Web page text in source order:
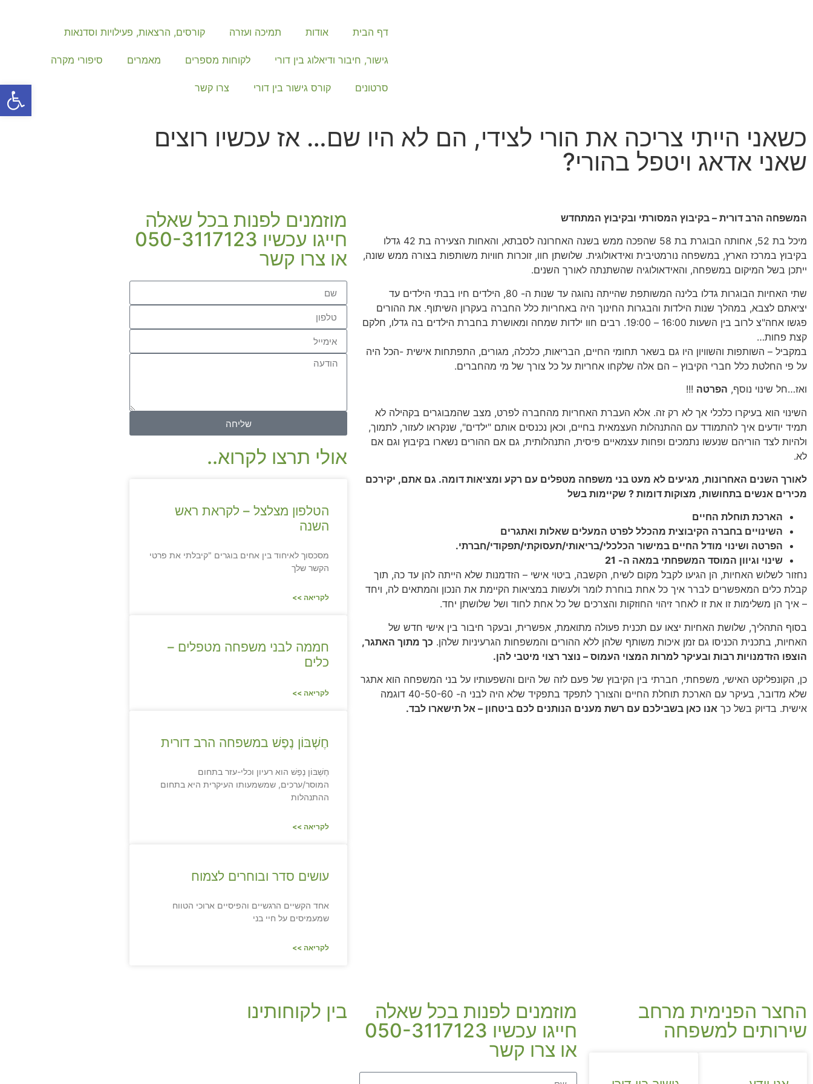
דף הבית אודות תמיכה ועזרה קורסים, הרצאות, פעילויות וסדנאות
גישור, חיבור ודיאלוג בין דורי לקוחות מספרים מאמרים סיפורי מקרה
סרטונים קורס גישור בין דורי צרו קשר
כשאני הייתי צריכה את הורי לצידי, הם לא היו שם… אז עכשיו רוצים
שאני אדאג ויטפל בהורי?
המשפחה הרב דורית – בקיבוץ המסורתי ובקיבוץ המתחדש
מיכל בת 52, אחותה הבוגרת בת 58 שהפכה ממש בשנה האחרונה לסבתא, והאחות הצעירה בת 42 גדלו
בקיבוץ במרכז הארץ, במשפחה נורמטיבית ואידאולוגית. שלושתן חוו, זוכרות חוויות משותפות בצורה ממש שונה,
ייתכן בשל המיקום במשפחה, והאידאולוגיה שהשתנתה לאורך השנים.
שתי האחיות הבוגרות גדלו בלינה המשותפת שהייתה נהוגה עד שנות ה- 80, הילדים חיו בבתי הילדים עד
יציאתם לצבא, במהלך שנות הילדות והבגרות החינוך היה באחריות כלל החברה בעקרון השיתוף. את ההורים
פגשו אחה"צ לרוב בין השעות 16:00 – 19:00. רבים חוו ילדות שמחה ומאושרת בחברת הילדים בה גדלו, חלקם
קצת פחות…
במקביל – השותפות והשוויון היו גם בשאר תחומי החיים, הבריאות, כלכלה, מגורים, התפתחות אישית -הכל היה
על פי החלטת כלל חברי הקיבוץ – הם אלה שלקחו אחריות על כל צורך של מי מהחברים.
ואז…חל שינוי נוסף, הפרטה !!!
השינוי הוא בעיקרו כלכלי אך לא רק זה. אלא העברת האחריות מהחברה לפרט, מצב שהמבוגרים בקהילה לא
תמיד יודעים איך להתמודד עם ההתנהלות העצמאית בחיים, וכאן נכנסים אותם "ילדים", שנקראו לעזור, לתמוך,
ולהיות לצד הוריהם שנעשו נתמכים ופחות עצמאיים פיסית, התנהלותית, גם אם ההורים נשארו בקיבוץ וגם אם
לא.
לאורך השנים האחרונות, מגיעים לא מעט בני משפחה מטפלים עם רקע ומציאות דומה. גם אתם, יקירכם
מכירים אנשים בתחושות, מצוקות דומות ? שקיימות בשל
הארכת תוחלת החיים
השינויים בחברה הקיבוצית מהכלל לפרט המעלים שאלות ואתגרים
הפרטה ושינוי מודל החיים במישור הכלכלי/בריאותי/תעסוקתי/תפקודי/חברתי.
שינוי וגיוון המוסד המשפחתי במאה ה- 21
נחזור לשלוש האחיות, הן הגיעו לקבל מקום לשיח, הקשבה, ביטוי אישי – הזדמנות שלא הייתה להן עד כה, תוך
קבלת כלים המאפשרים לברר איך כל אחת בוחרת לומר ולעשות במציאות הקיימת את הנכון והמתאים לה, ויחד
– איך הן משלימות זו את זו לאחר זיהוי החוזקות והצרכים של כל אחת לחוד ושל שלושתן יחד.
בסוף התהליך, שלושת האחיות יצאו עם תכנית פעולה מתואמת, אפשרית, ובעקר חיבור בין אישי חדש של
האחיות, בתכנית הכניסו גם זמן איכות משותף שלהן ללא ההורים והמשפחות הגרעיניות שלהן. כך מתוך האתגר,
הוצפו הזדמנויות רבות ובעיקר למרות המצוי העמוס – נוצר רצוי מיטבי להן.
כן, הקונפליקט האישי, משפחתי, חברתי בין הקיבוץ של פעם לזה של היום והשפעותיו על בני המשפחה הוא אתגר
שלא מדובר, בעיקר עם הארכת תוחלת החיים והצורך לתפקד בתפקיד שלא היה לבני ה- 40-50-60 דוגמה
אישית. בדיוק בשל כך אנו כאן בשבילכם עם רשת מענים הנותנים לכם ביטחון – אל תישארו לבד.
מוזמנים לפנות בכל שאלה
חייגו עכשיו 050-3117123
או צרו קשר
שליחה
אולי תרצו לקרוא..
הטלפון מצלצל – לקראת ראש
השנה
מסכסוך לאיחוד בין אחים בוגרים "קיבלתי את פרטי
הקשר שלך
לקריאה >>
חממה לבני משפחה מטפלים –
כלים
לקריאה >>
חֶשְׁבּוֹן נֶפֶשׁ במשפחה הרב דורית
חֶשְׁבּוֹן נֶפֶשׁ הוא רעיון וכלי-עזר בתחום
המוסר/ערכים, שמשמעותו העיקרית היא בתחום
ההתנהלות
לקריאה >>
עושים סדר ובוחרים לצמוח
אחד הקשיים הרגשיים והפיסיים ארוכי הטווח
שמעמיסים על חיי בני
לקריאה >>
החצר הפנימית מרחב
שירותים למשפחה
מוזמנים לפנות בכל שאלה
חייגו עכשיו 050-3117123
או צרו קשר
בין לקוחותינו
פתח